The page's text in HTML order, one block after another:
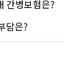
간병보험은?
담은?